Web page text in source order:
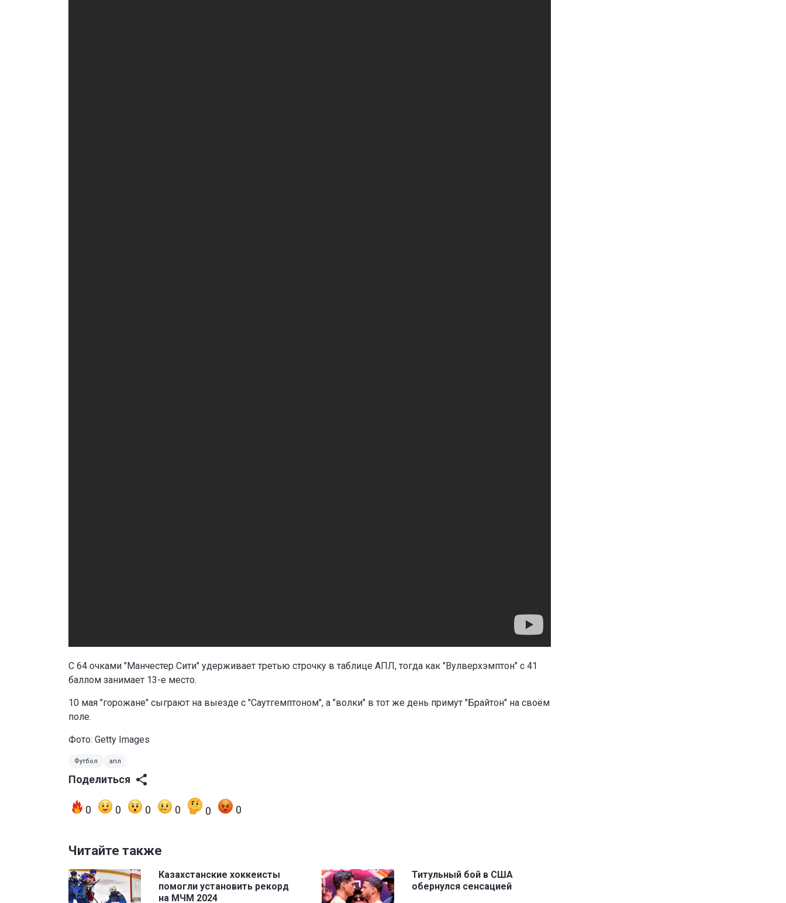
С 64 очками "Манчестер Сити" удерживает третью строчку в таблице АПЛ, тогда как "Вулверхэмптон" с 41
баллом занимает 13-е место.
10 мая "горожане" сыграют на выезде с "Саутгемптоном", а "волки" в тот же день примут "Брайтон" на своём
поле.
Фото: Getty Images
Футбол апл
Поделиться
0 0 0 0 0 0
Читайте также
Казахстанские хоккеисты
помогли установить рекорд
на МЧМ 2024
Титульный бой в США
обернулся сенсацией